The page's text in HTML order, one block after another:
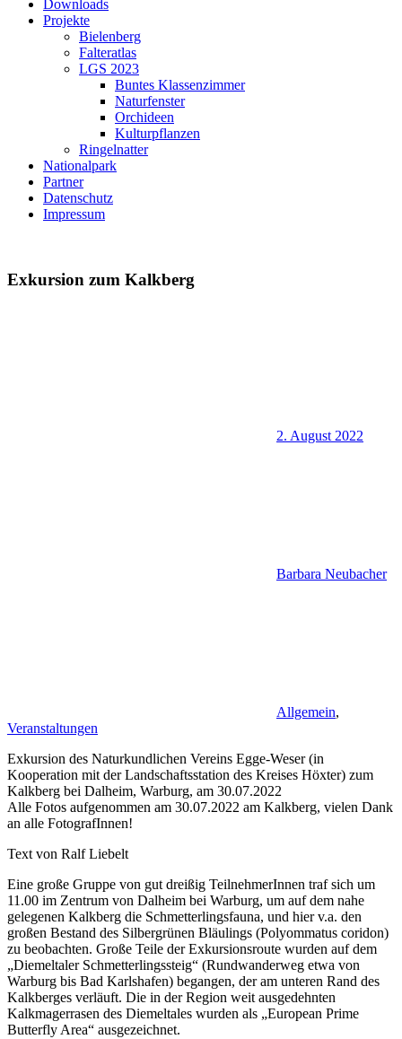
Downloads
Projekte
Bielenberg
Falteratlas
LGS 2023
Buntes Klassenzimmer
Naturfenster
Orchideen
Kulturpflanzen
Ringelnatter
Nationalpark
Partner
Datenschutz
Impressum
Exkursion zum Kalkberg
2. August 2022
Barbara Neubacher
Allgemein,
Veranstaltungen
Exkursion des Naturkundlichen Vereins Egge-Weser (in
Kooperation mit der Landschaftsstation des Kreises Höxter) zum
Kalkberg bei Dalheim, Warburg, am 30.07.2022
Alle Fotos aufgenommen am 30.07.2022 am Kalkberg, vielen Dank
an alle FotografInnen!
Text von Ralf Liebelt
Eine große Gruppe von gut dreißig TeilnehmerInnen traf sich um
11.00 im Zentrum von Dalheim bei Warburg, um auf dem nahe
gelegenen Kalkberg die Schmetterlingsfauna, und hier v.a. den
großen Bestand des Silbergrünen Bläulings (Polyommatus coridon)
zu beobachten. Große Teile der Exkursionsroute wurden auf dem
„Diemeltaler Schmetterlingssteig“ (Rundwanderweg etwa von
Warburg bis Bad Karlshafen) begangen, der am unteren Rand des
Kalkberges verläuft. Die in der Region weit ausgedehnten
Kalkmagerrasen des Diemeltales wurden als „European Prime
Butterfly Area“ ausgezeichnet.